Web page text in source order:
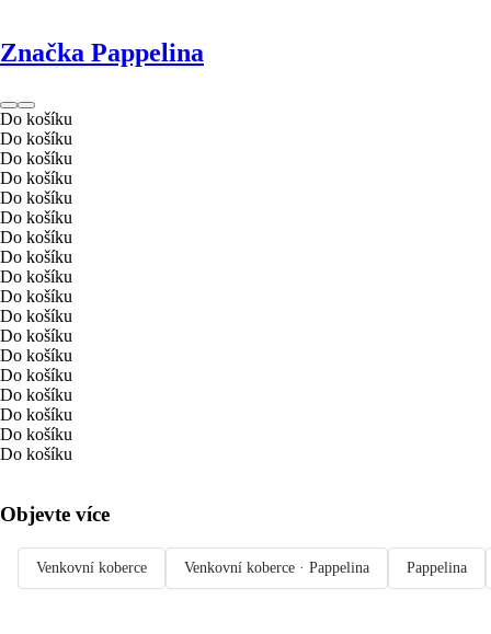
Značka Pappelina
Do košíku
Do košíku
Do košíku
Do košíku
Do košíku
Do košíku
Do košíku
Do košíku
Do košíku
Do košíku
Do košíku
Do košíku
Do košíku
Do košíku
Do košíku
Do košíku
Do košíku
Do košíku
Objevte více
Venkovní koberce Venkovní koberce · Pappelina Pappelina